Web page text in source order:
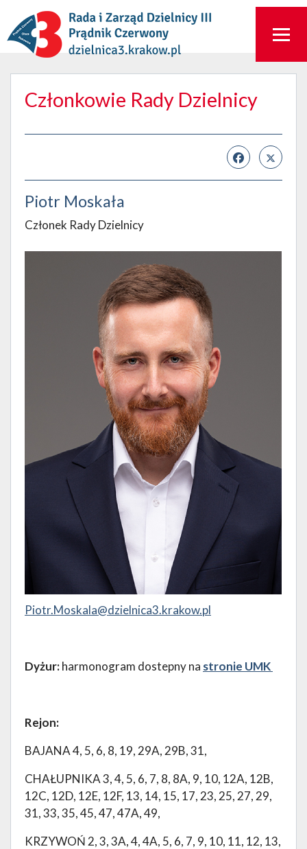
Członkowie Rady Dzielnicy
Piotr Moskała
Członek Rady Dzielnicy
Piotr.Moskala@dzielnica3.krakow.pl
Dyżur:harmonogram dostepny na stronie UMK
Rejon:
BAJANA 4, 5, 6, 8, 19, 29A, 29B, 31,
CHAŁUPNIKA 3, 4, 5, 6, 7, 8, 8A, 9, 10, 12A, 12B,
12C, 12D, 12E, 12F, 13, 14, 15, 17, 23, 25, 27, 29,
31, 33, 35, 45, 47, 47A, 49,
KRZYWOŃ 2, 3, 3A, 4, 4A, 5, 6, 7, 9, 10, 11, 12, 13,